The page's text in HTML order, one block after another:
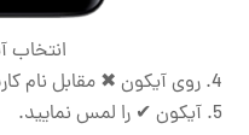
انتخاب
روی آیکون ✖ مقابل نام
آیکون ✔ را لمس نمایید.